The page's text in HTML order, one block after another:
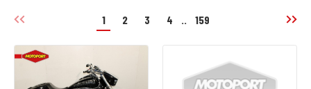
1 2 3 4 .. 159